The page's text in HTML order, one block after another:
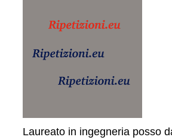
Laureato in ingegneria posso